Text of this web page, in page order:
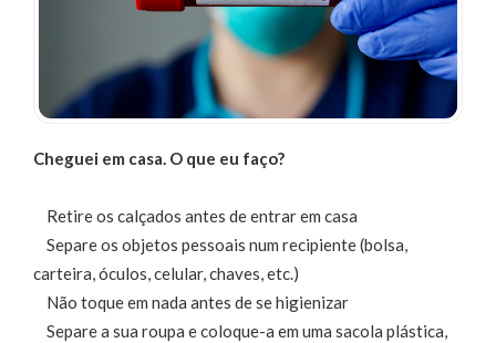
Chat
WhatsApp
Envie-
Cheguei em casa. O que eu faço?
Retire os calçados antes de entrar em casa
Separe os objetos pessoais num recipiente (bolsa,
carteira, óculos, celular, chaves, etc.)
Não toque em nada antes de se higienizar
Separe a sua roupa e coloque-a em uma sacola plástica,